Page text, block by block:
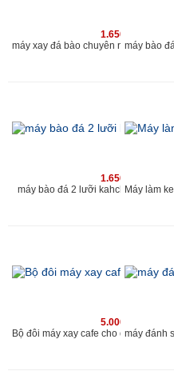
1.650.000 vnđ
1.650.000 vnđ
máy bào đá 2 lưỡi kahchan chuyên
5.000.000 vnđ